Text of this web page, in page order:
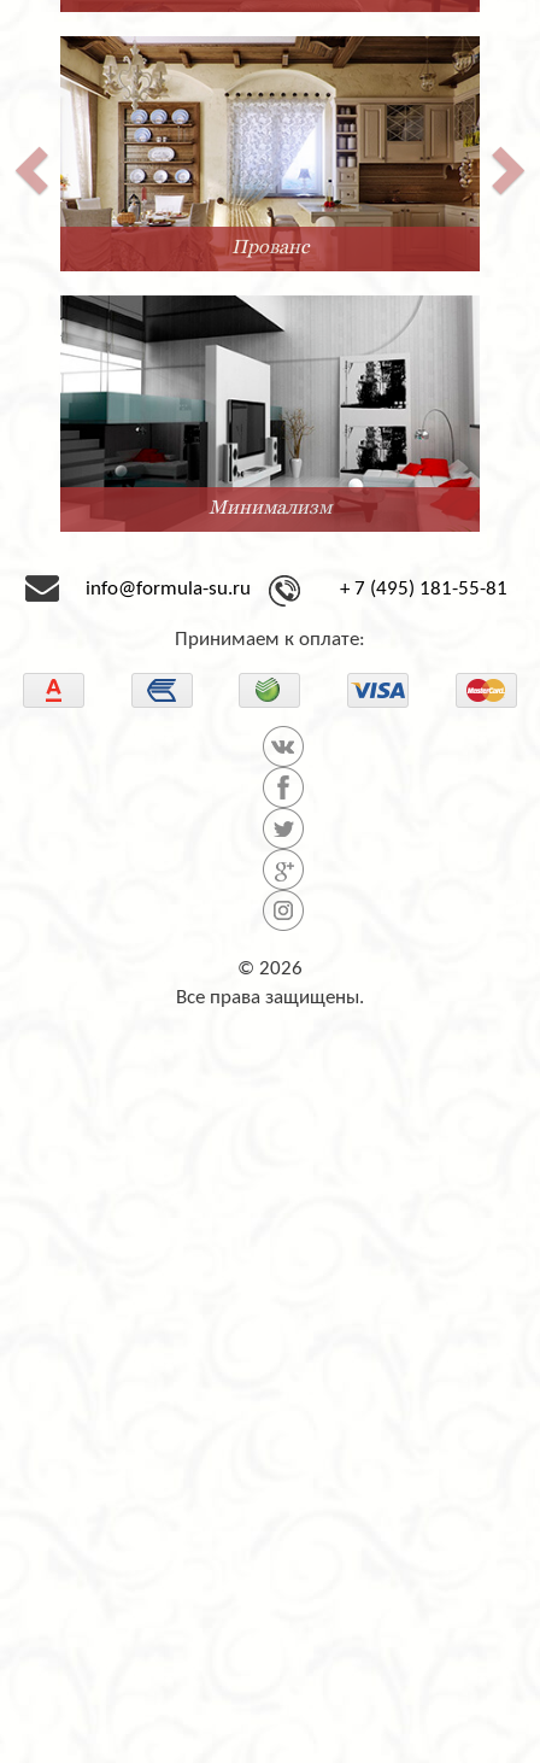
Прованс
Минимализм
info@formula-su.ru + 7 (495) 181-55-81
Принимаем к оплате:
© 2026
Все права защищены.